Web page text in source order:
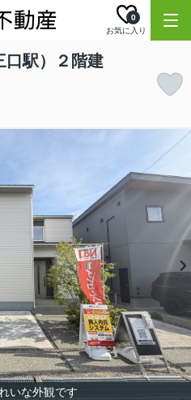
お気に入り
0
口駅）２階建
いな外観です